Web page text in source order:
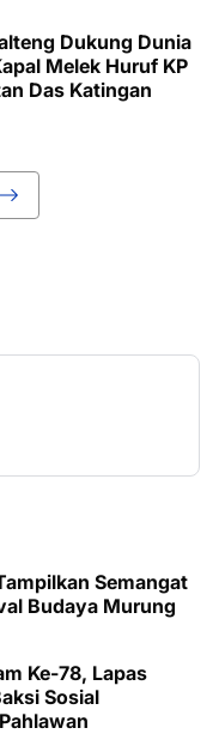
Dukung Dunia
Melek Huruf KP
Das Katingan
Semangat
Budaya Murung
Ke-78, Lapas
Sosial